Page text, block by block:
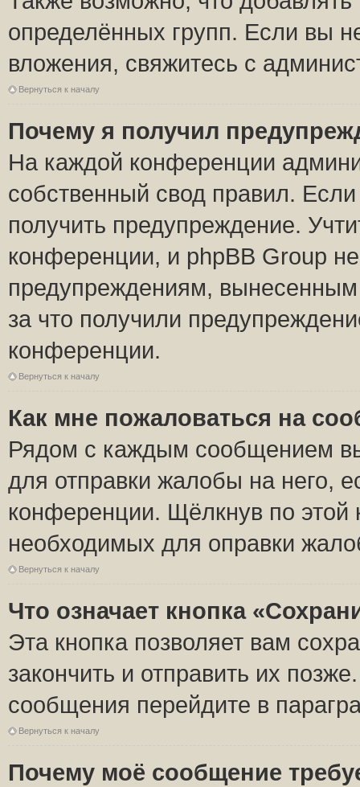
определённых групп. Если вы
вложения, свяжитесь с
Вернуться к началу
Почему я получил
На каждой конференции
собственный свод правил.
получить предупреждение.
конференции, и phpBB Group
предупреждениям,
за что получили
конференции.
Вернуться к началу
Как мне пожаловаться на
Рядом с каждым сообщением
для отправки жалобы на него,
конференции. Щёлкнув по этой
необходимых для оправки
Вернуться к началу
Что означает кнопка
Эта кнопка позволяет вам
закончить и отправить их
сообщения перейдите в
Вернуться к началу
Почему моё сообщение